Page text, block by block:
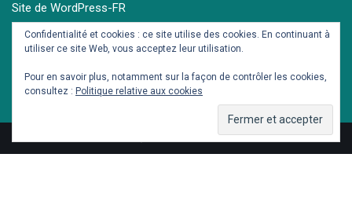
Site de WordPress-FR
© Dieter et Seb
Confidentialité et cookies : ce site utilise des cookies. En continuant à
utiliser ce site Web, vous acceptez leur utilisation.
Pour en savoir plus, notamment sur la façon de contrôler les cookies,
consultez : Politique relative aux cookies